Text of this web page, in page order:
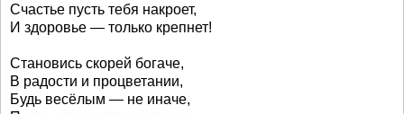
Счастье пусть тебя накроет,
И здоровье — только крепнет!
Становись скорей богаче,
В радости и процветании,
Будь весёлым — не иначе,